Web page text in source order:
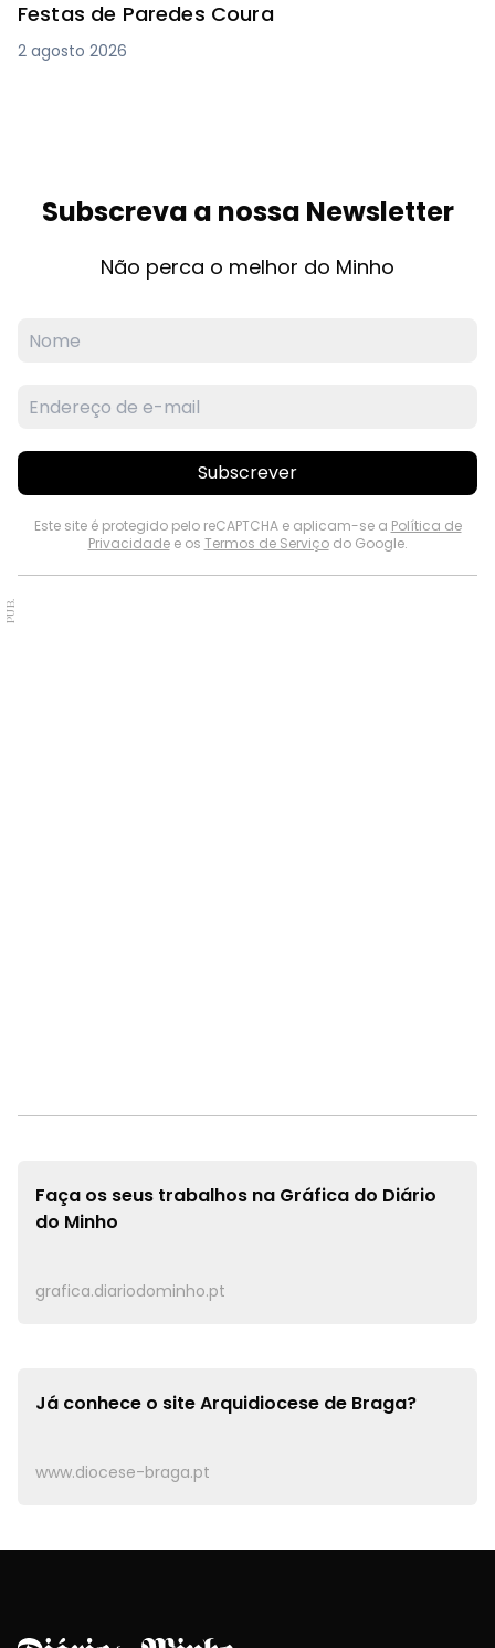
Festas de Paredes Coura
2 agosto 2026
Subscreva a nossa Newsletter
Não perca o melhor do Minho
Subscrever
Este site é protegido pelo reCAPTCHA e aplicam-se a Política de
Privacidadee os Termos de Serviçodo Google.
PUB.
Faça os seus trabalhos na Gráfica do Diário
do Minho
grafica.diariodominho.pt
Já conhece o siteArquidiocese de Braga?
www.diocese-braga.pt